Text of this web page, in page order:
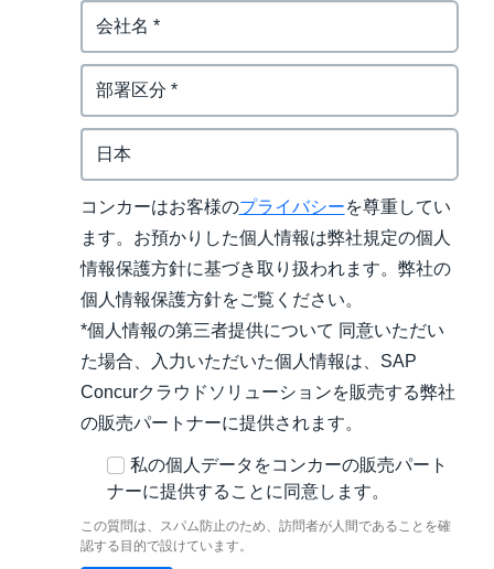
コンカーはお客様のプライバシーを尊重してい
ます。お預かりした個人情報は弊社規定の個人
情報保護方針に基づき取り扱われます。弊社の
個人情報保護方針をご覧ください。
*個人情報の第三者提供について 同意いただい
た場合、入力いただいた個人情報は、SAP
Concurクラウドソリューションを販売する弊社
の販売パートナーに提供されます。
私の個人データをコンカーの販売パート
ナーに提供することに同意します。
この質問は、スパム防止のため、訪問者が人間であることを確
認する目的で設けています。